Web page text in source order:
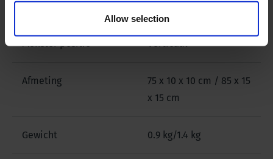
Allow selection
Monster volume 25 or 50 ml
Monster positie Verticaal
Afmeting
75 x 10 x 10 cm / 85 x 15
x 15 cm
Gewicht 0.9 kg/1.4 kg